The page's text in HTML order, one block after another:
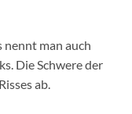
nennt man auch
Die Schwere der
ab.